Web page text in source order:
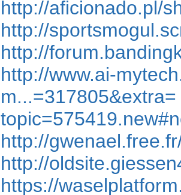
http://aficionado.pl/
http://
http://
http://www.ai-
m...=317805&extra=
http://
http://
https://